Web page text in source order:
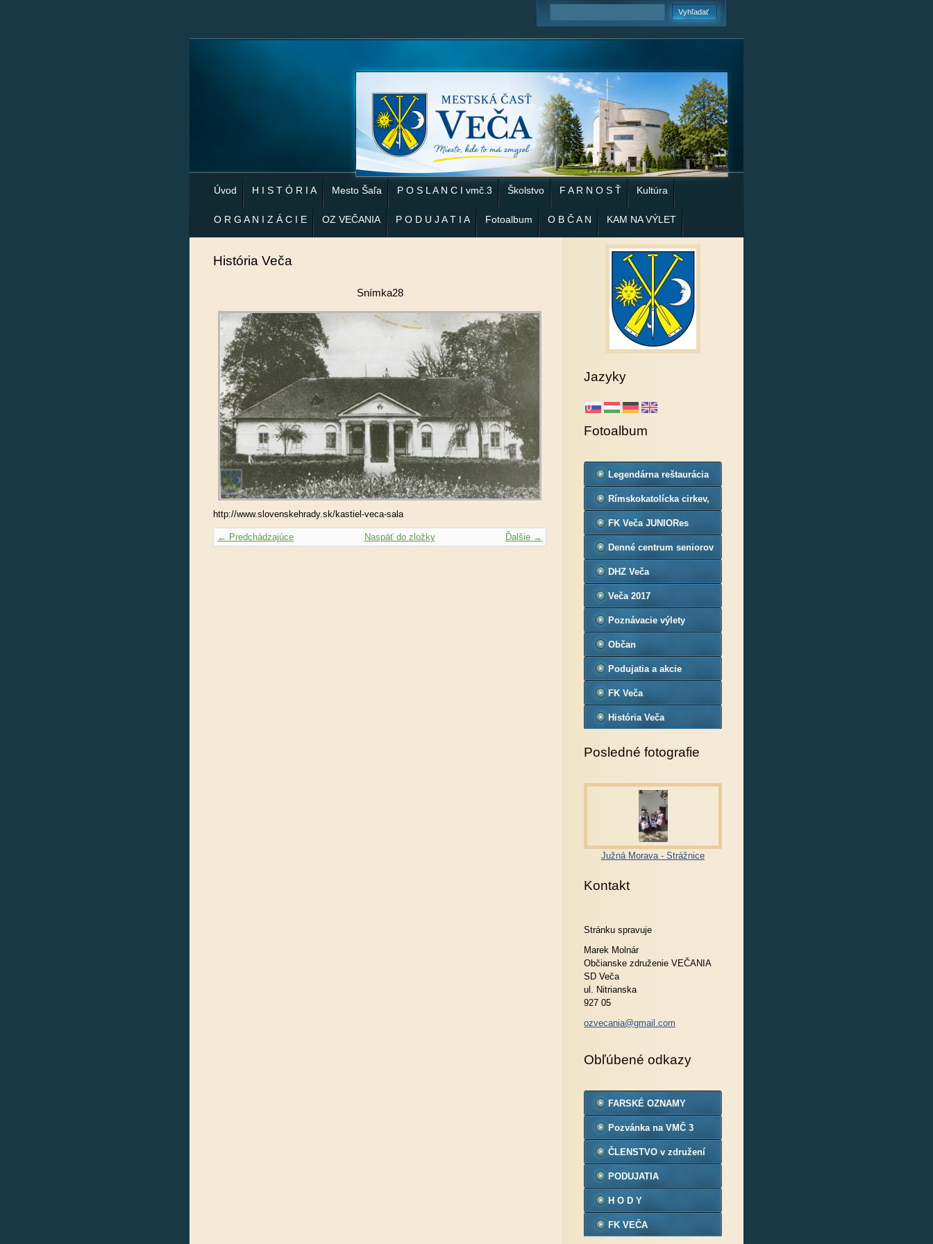
Úvod H I S T Ó R I A Mesto Šaľa P O S L A N C I vmč.3 Školstvo F A R N O S Ť Kultúra
O R G A N I Z Á C I E OZ VEČANIA P O D U J A T I A Fotoalbum O B Č A N KAM NA VÝLET
História Veča
Snímka28
http://www.slovenskehrady.sk/kastiel-veca-sala
← Predchádzajúce Ďalšie →
Naspäť do zložky
Jazyky
Fotoalbum
Legendárna reštaurácia
Corgoň
Rímskokatolícka cirkev,
farnosť Veča
FK Veča JUNIORes
Denné centrum seniorov
č.3
DHZ Veča
Veča 2017
Poznávacie výlety
Občan
Podujatia a akcie
FK Veča
História Veča
Posledné fotografie
Južná Morava - Strážnice
Kontakt
Stránku spravuje
Marek Molnár
Občianske združenie VEČANIA
SD Veča
ul. Nitrianska
927 05
ozvecania@gmail.com
Obľúbené odkazy
FARSKÉ OZNAMY
Pozvánka na VMČ 3
ČLENSTVO v združení
PODUJATIA
H O D Y
FK VEČA